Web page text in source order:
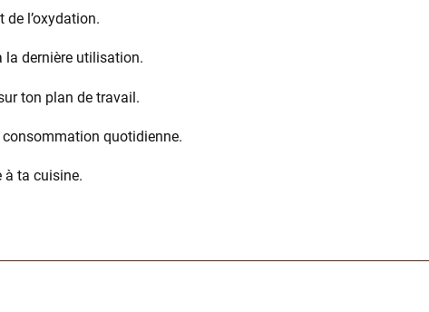
l’oxydation.
la dernière utilisation.
ton plan de travail.
quotidienne.
ta cuisine.